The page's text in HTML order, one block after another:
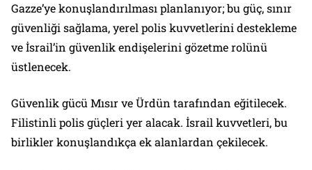
Gazze’ye konuşlandırılması planlanıyor; bu güç, sınır
güvenliği sağlama, yerel polis kuvvetlerini destekleme
ve İsrail’in güvenlik endişelerini gözetme rolünü
üstlenecek.
Güvenlik gücü Mısır ve Ürdün tarafından eğitilecek.
Filistinli polis güçleri yer alacak. İsrail kuvvetleri, bu
birlikler konuşlandıkça ek alanlardan çekilecek.